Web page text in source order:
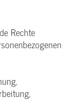
Rechte